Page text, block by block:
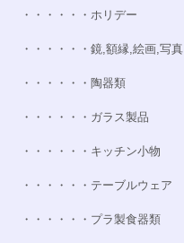
・・・・・・ホリデー
・・・・・・鏡,額縁,絵画,写真
・・・・・・陶器類
・・・・・・ガラス製品
・・・・・・キッチン小物
・・・・・・テーブルウェア
・・・・・・プラ製食器類